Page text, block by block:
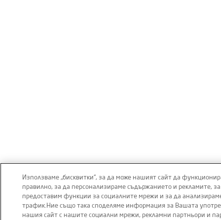
Използваме „бисквитки“, за да може нашият сайт да
правилно, за да персонализираме съдържанието и рекламите,
предоставим функции за социалните мрежи и за да
трафик.Ние също така споделяме информация за Вашата
нашия сайт с нашите социални мрежи, рекламни партньори и